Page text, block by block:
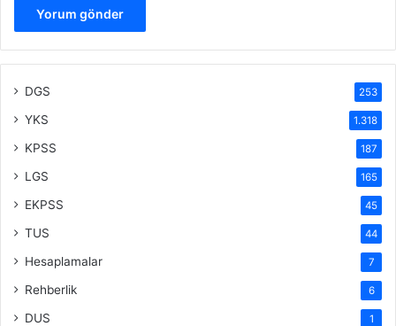
DGS 253
YKS 1.318
KPSS 187
LGS 165
EKPSS 45
TUS 44
Hesaplamalar 7
Rehberlik 6
DUS 1